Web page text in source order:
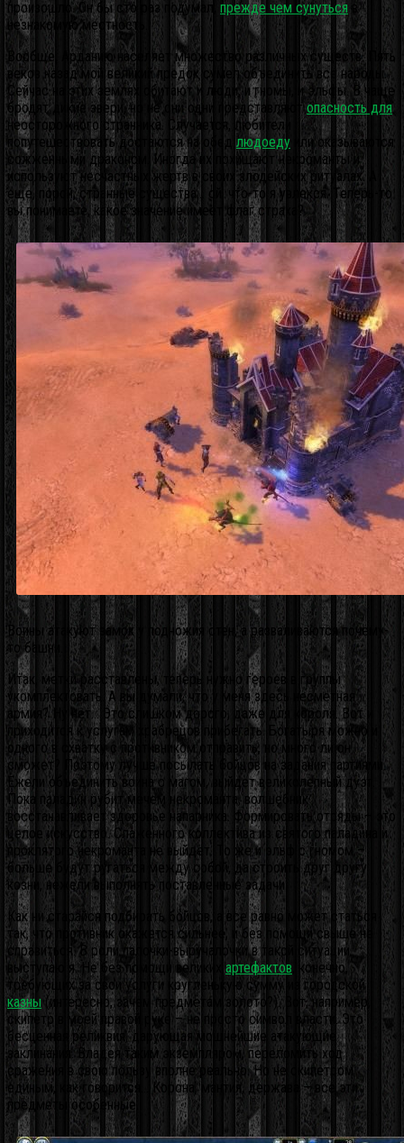
произошло. Он бы сто раз подумал, прежде чем сунуться в
незнакомую местность.
Вообще, Арданию населяет множество различных существ. Пять
веков назад мой великий предок сумел объединить все народы.
Сейчас на этих землях обитают и люди, и гномы, и эльфы. В чаще
бродят дикие звери, но не они одни представляютопасность для
неосторожного странника. Случается, любители
попутешествовать достаются на обед людоеду или оказываются
сожженными драконом. Иногда их похищают некроманты и
используют несчастных жертв в своих злодейских ритуалах. А
еще, порой, странные существа… ой, что-то я увлекся. Теперь-то
вы понимаете, какое значение имеет флаг страха?
Воины атакуют замок у подножия стен, а разваливаются почему-
то башни.
Итак, метки расставлены, теперь нужно героев в группы
укомплектовать. А вы думали, что у меня здесь несметная
армия? Ну нет… Это слишком дорого, даже для короля. Вот и
приходится к услугам храбрецов прибегать. Богатыря можно и
одного в схватку с противником отправить, но много ли он
сможет? Поэтому лучше посылать бойцов на задания партиями.
Ежели объединить воина с магом, выйдет великолепный дуэт.
Пока паладин рубит мечем некроманта, волшебник
восстанавливает здоровье напарника. Формировать отряды – это
целое искусство. Слаженного коллектива из святого паладина и
проклятого некроманта не выйдет. То же и эльф с гномом –
больше будут ругаться между собой, да строить друг другу
козни, нежели выполнять поставленные задачи.
Как ни старайся подбирать бойцов, а все равно может статься
так, что противник окажется сильнее, и без помощи свыше не
справиться. В роли палочки-выручалочки в такой ситуации
выступаю я. Не без помощи великихартефактов , конечно,
требующих за свои услуги кругленькую сумму из городской
казны (интересно, зачем предметам золото?). Вот, например,
скипетр в моей правой руке – не просто символ власти. Это
бесценная реликвия, дарующая мощнейшие атакующие
заклинания. Владея таким экземпляром, переломить ход
сражения в свою пользу вполне реально. Но не скипетром
единым, как говорится… Корона, мантия, держава – все эти
предметы особенные.